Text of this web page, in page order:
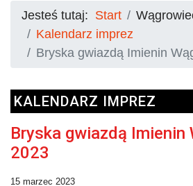
Jesteś tutaj: Start
Kalendarz imprez
Bryska gwiazdą Imienin
KALENDARZ IMPREZ
Bryska gwiazdą Imienin
2023
15 marzec 2023